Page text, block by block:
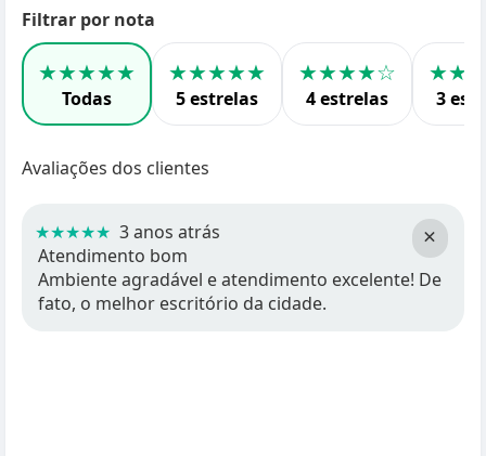
Filtrar por nota
★★★★★
Todas
★★★★★
5 estrelas
★★★★☆
4 estrelas 3
Avaliações dos clientes
×
★★★★★ 3 anos atrás
Atendimento bom
Ambiente agradável e atendimento excelente! De
fato, o melhor escritório da cidade.